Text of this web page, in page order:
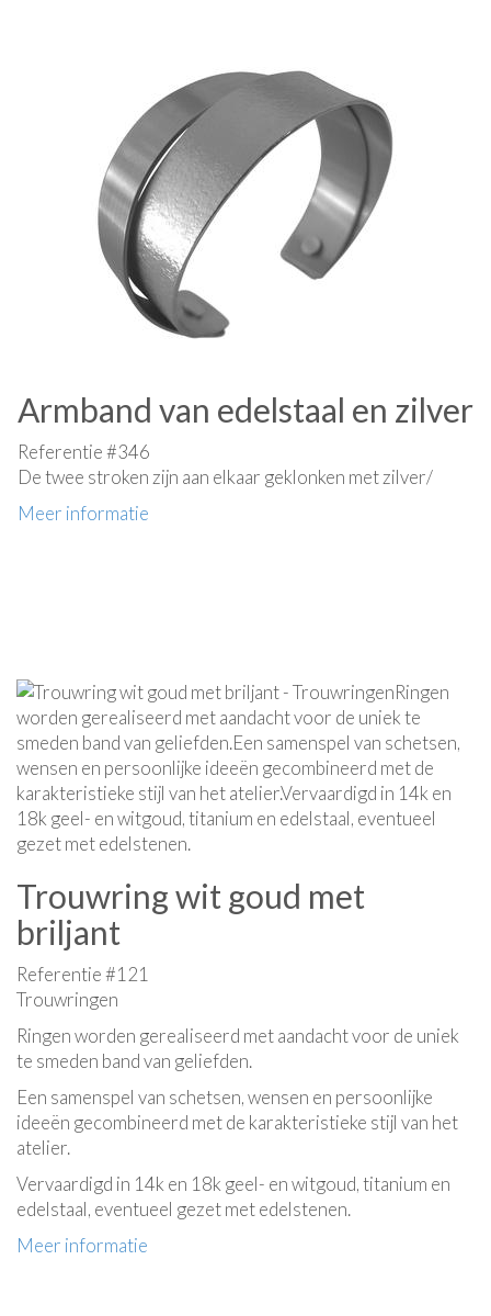
Armband van edelstaal en zilver
Referentie #346
De twee stroken zijn aan elkaar geklonken met zilver/
Meer informatie
Trouwring wit goud met
briljant
Referentie #121
Trouwringen
Ringen worden gerealiseerd met aandacht voor de uniek
te smeden band van geliefden.
Een samenspel van schetsen, wensen en persoonlijke
ideeën gecombineerd met de karakteristieke stijl van het
atelier.
Vervaardigd in 14k en 18k geel- en witgoud, titanium en
edelstaal, eventueel gezet met edelstenen.
Meer informatie